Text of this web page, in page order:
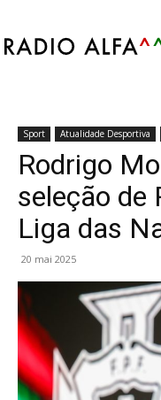
Sport Atualidade Desportiva
Rodrigo
seleção de
Liga das
20 mai 2025